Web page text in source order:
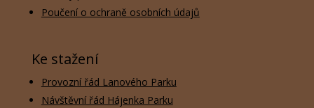
Poučení o ochraně osobních údajů
Ke stažení
Provozní řád Lanového Parku
Návštěvní řád Hájenka Parku